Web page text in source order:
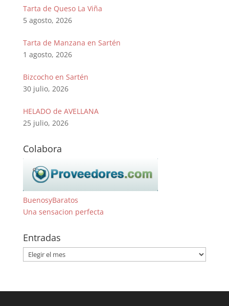
Tarta de Queso La Viña
5 agosto, 2026
Tarta de Manzana en Sartén
1 agosto, 2026
Bizcocho en Sartén
30 julio, 2026
HELADO de AVELLANA
25 julio, 2026
Colabora
BuenosyBaratos
Una sensacion perfecta
Entradas
Entradas